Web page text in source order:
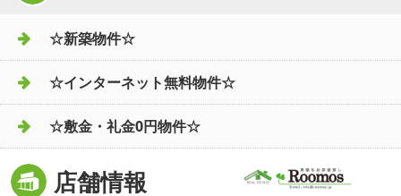
☆新築物件☆
☆インターネット無料物件☆
☆敷金・礼金0円物件☆
店舗情報